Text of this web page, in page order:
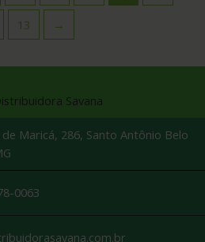
13 →
de Maricá, 286, Santo Antônio Belo
0063